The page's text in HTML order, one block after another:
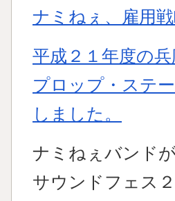
ナミねぇ、雇用
平成２１年度の
プロップ・ステ
しました。
ナミねぇバンド
サウンドフェス